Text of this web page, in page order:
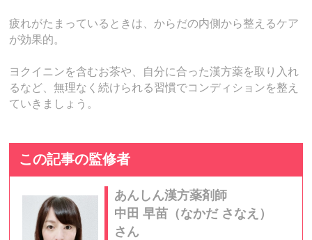
疲れがたまっているときは、からだの内側から整えるケア
が効果的。
ヨクイニンを含むお茶や、自分に合った漢方薬を取り入れ
るなど、無理なく続けられる習慣でコンディションを整え
ていきましょう。
この記事の監修者
あんしん漢方薬剤師
中田 早苗（なかだ さなえ）
さん